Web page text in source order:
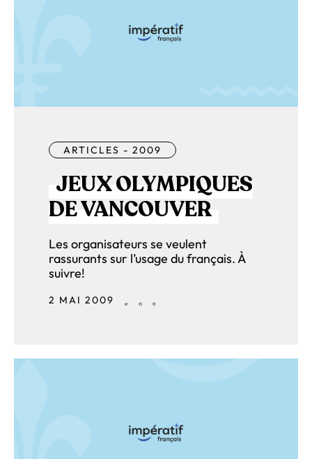
ARTICLES - 2009
JEUX OLYMPIQUES
DE VANCOUVER
Les organisateurs se veulent
rassurants sur l’usage du français. À
suivre!
2 MAI 2009